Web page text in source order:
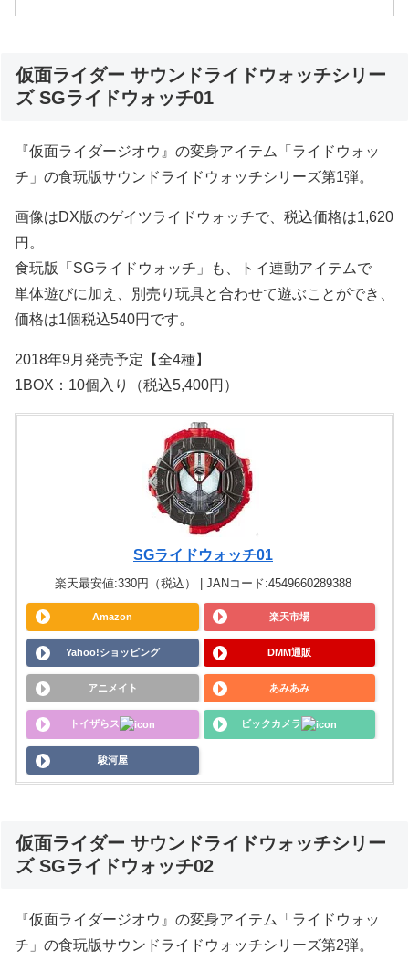
仮面ライダー サウンドライドウォッチシリー
ズ SGライドウォッチ01
『仮面ライダージオウ』の変身アイテム「ライドウォッ
チ」の食玩版サウンドライドウォッチシリーズ第1弾。
画像はDX版のゲイツライドウォッチで、税込価格は1,620
円。
食玩版「SGライドウォッチ」も、トイ連動アイテムで
単体遊びに加え、別売り玩具と合わせて遊ぶことができ、
価格は1個税込540円です。
2018年9月発売予定【全4種】
1BOX：10個入り（税込5,400円）
SGライドウォッチ01
楽天最安値:330円（税込） | JANコード:4549660289388
Amazon 楽天市場
Yahoo!ショッピング DMM通販
アニメイト あみあみ
トイザらス ビックカメラ
駿河屋
仮面ライダー サウンドライドウォッチシリー
ズ SGライドウォッチ02
『仮面ライダージオウ』の変身アイテム「ライドウォッ
チ」の食玩版サウンドライドウォッチシリーズ第2弾。